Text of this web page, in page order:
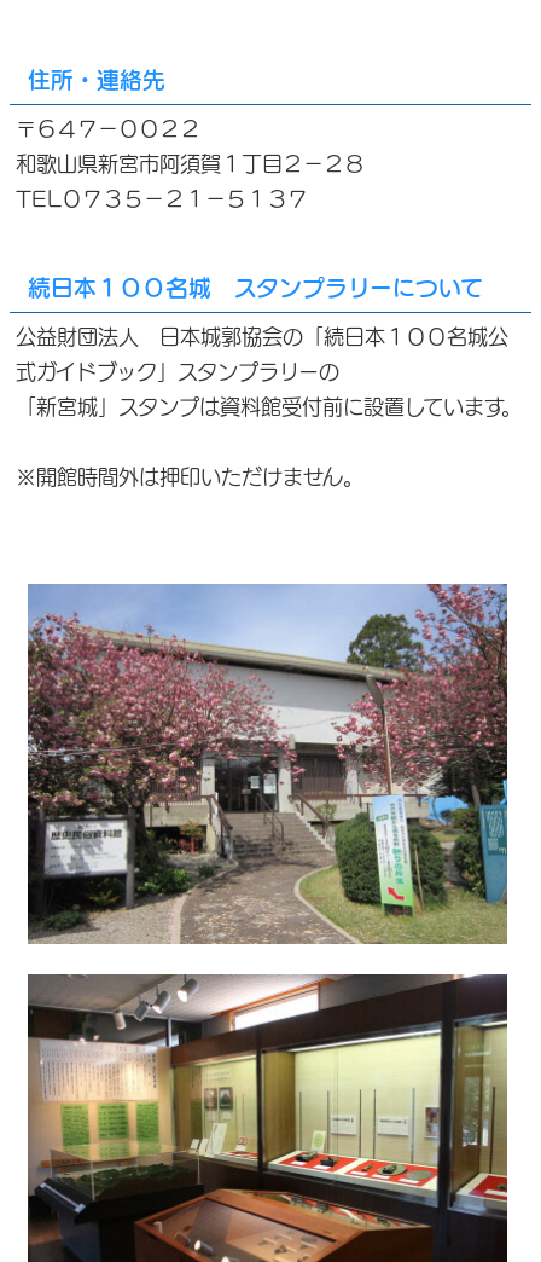
住所・連絡先
〒６４７－００２２
和歌山県新宮市阿須賀１丁目２－２８
TEL０７３５－２１－５１３７
続日本１００名城 スタンプラリーについて
公益財団法人 日本城郭協会の「続日本１００名城公
式ガイドブック」スタンプラリーの
「新宮城」スタンプは資料館受付前に設置しています。
※開館時間外は押印いただけません。